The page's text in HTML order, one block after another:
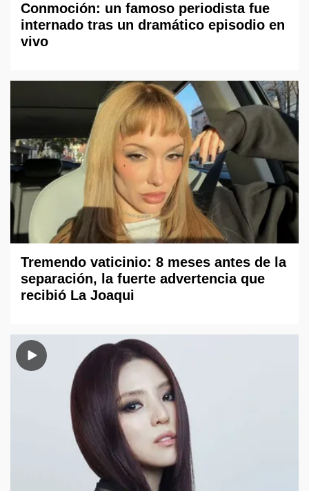
Conmoción: un famoso periodista fue
internado tras un dramático episodio en
vivo
Tremendo vaticinio: 8 meses antes de la
separación, la fuerte advertencia que
recibió La Joaqui